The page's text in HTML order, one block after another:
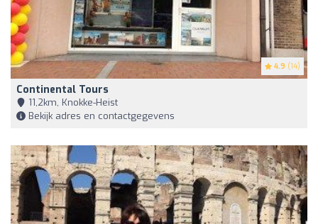
4.9 (14)
Continental Tours
11,2km, Knokke-Heist
Bekijk adres en contactgegevens